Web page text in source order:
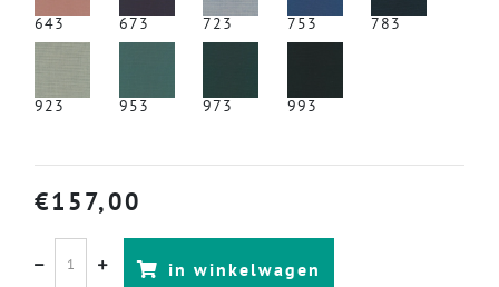
643 673 723 753 783
923 953 973 993
€157,00
in winkelwagen